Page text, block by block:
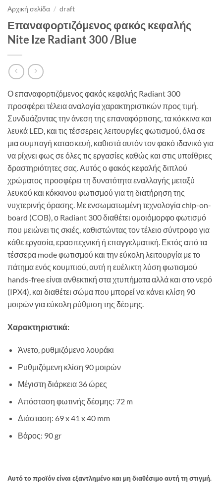
Αρχική σελίδα / draft
Επαναφορτιζόμενος φακός κεφαλής
Nite Ize Radiant 300 /Blue
Ο επαναφορτιζόμενος φακός κεφαλής Radiant 300
προσφέρει τέλεια αναλογία χαρακτηριστικών προς τιμή.
Συνδυάζοντας την άνεση της επαναφόρτισης, τα κόκκινα και
λευκά LED, και τις τέσσερεις λειτουργίες φωτισμού, όλα σε
μια συμπαγή κατασκευή, καθιστά αυτόν τον φακό ιδανικό για
να ρίχνει φως σε όλες τις εργασίες καθώς και στις υπαίθριες
δραστηριότητες σας. Αυτός ο φακός κεφαλής διπλού
χρώματος προσφέρει τη δυνατότητα εναλλαγής μεταξύ
λευκού και κόκκινου φωτισμού για τη διατήρηση της
νυχτερινής όρασης. Με ενσωματωμένη τεχνολογία chip-on-
board (COB), ο Radiant 300 διαθέτει ομοιόμορφο φωτισμό
που μειώνει τις σκιές, καθιστώντας τον τέλειο σύντροφο για
κάθε εργασία, ερασιτεχνική ή επαγγελματική. Εκτός από τα
τέσσερα mode φωτισμού και την εύκολη λειτουργία με το
πάτημα ενός κουμπιού, αυτή η ευέλικτη λύση φωτισμού
hands-free είναι ανθεκτική στα χτυπήματα αλλά και στο νερό
(IPX4), και διαθέτει σώμα που μπορεί να κάνει κλίση 90
μοιρών για εύκολη ρύθμιση της δέσμης.
Χαρακτηριστικά:
Άνετο, ρυθμιζόμενο λουράκι
Ρυθμιζόμενη κλίση 90 μοιρών
Μέγιστη διάρκεια 36 ώρες
Απόσταση φωτινής δέσμης: 72 m
Διάσταση: ‎69 x 41 x 40mm
Βάρος: 90 gr
Αυτό το προϊόν είναι εξαντλημένο και μη διαθέσιμο αυτή τη στιγμή.